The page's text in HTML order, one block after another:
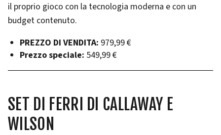
il proprio gioco con la tecnologia moderna e con un
budget contenuto.
PREZZO DI VENDITA: 979,99 €
Prezzo speciale: 549,99 €
SET DI FERRI DI CALLAWAY E
WILSON